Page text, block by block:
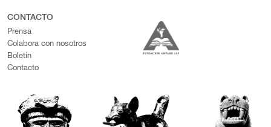
CONTACTO
Prensa
Colabora con nosotros
Boletín
Contacto